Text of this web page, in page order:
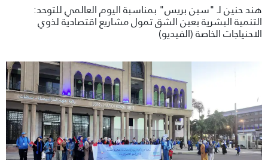
هند حنين لـ "سين بريس" بمناسبة اليوم العالمي للتوحد:
التنمية البشرية بعين الشق تمول مشاريع اقتصادية لذوي
الاحنياجات الخاصة (الفيديو)